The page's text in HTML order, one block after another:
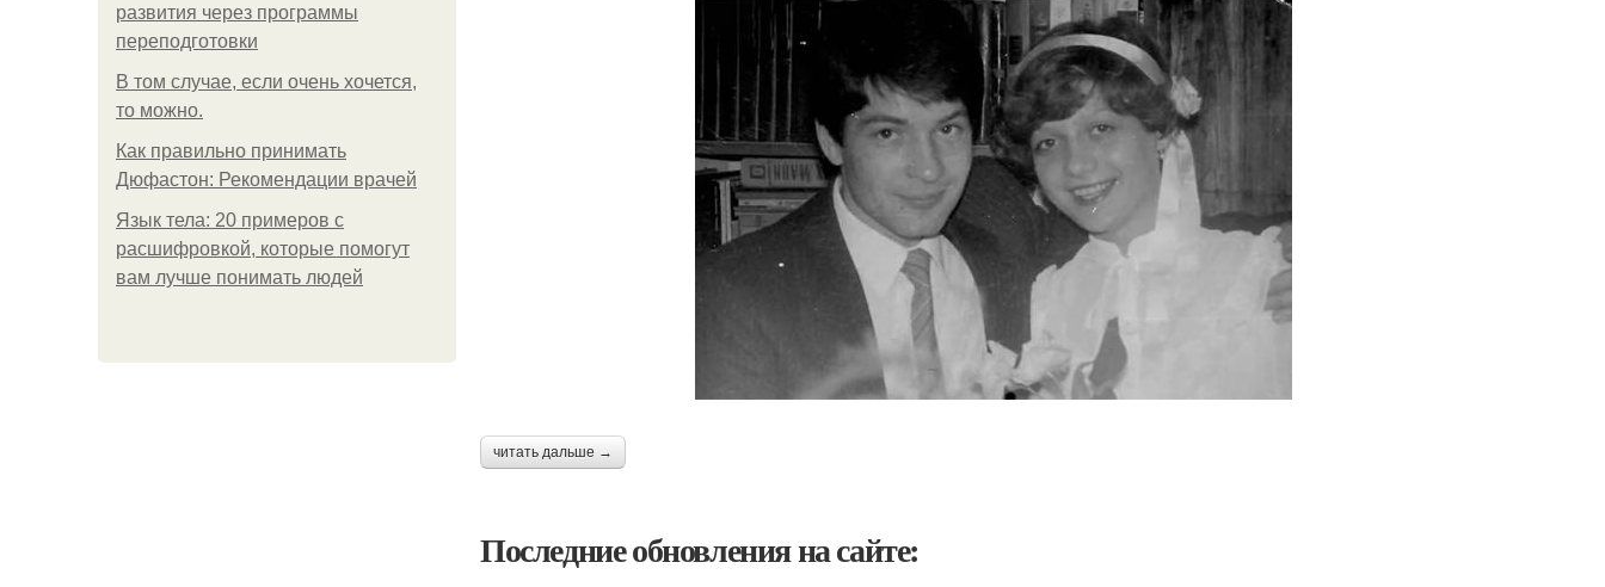
развития через программы
переподготовки
В том случае, если очень хочется,
то можно.
Как правильно принимать
Дюфастон: Рекомендации врачей
Язык тела: 20 примеров с
расшифровкой, которые помогут
вам лучше понимать людей
читать дальше →
Последние обновления на сайте: